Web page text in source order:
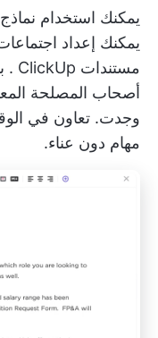
يمكنك إعداد
مستندات ClickUp
.
أصحاب المصلحة
وجدت. تعاون في
مهام دون عناء.